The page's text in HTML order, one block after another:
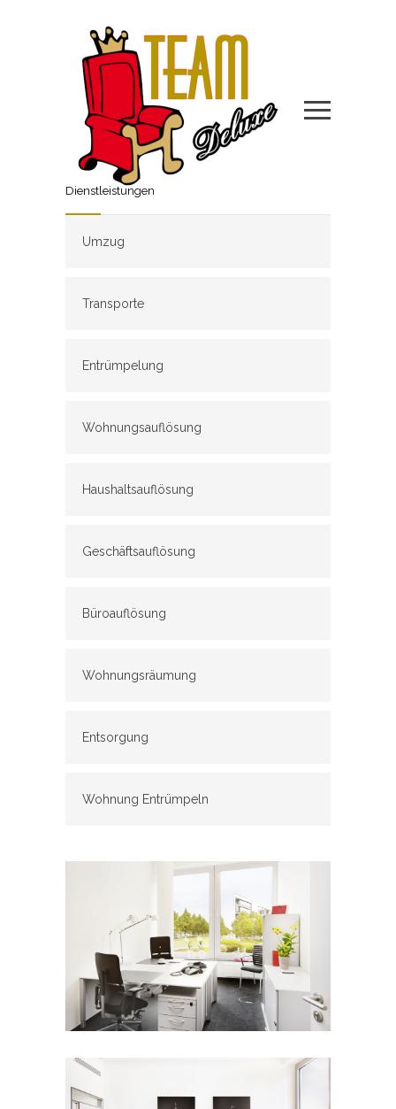
Dienstleistungen
Umzug
Transporte
Entrümpelung
Wohnungsauflösung
Haushaltsauflösung
Geschäftsauflösung
Büroauflösung
Wohnungsräumung
Entsorgung
Wohnung Entrümpeln